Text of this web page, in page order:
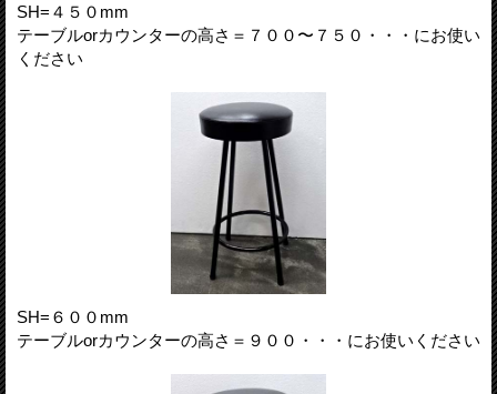
SH=４５０mm
テーブルorカウンターの高さ＝７００〜７５０・・・にお使い
ください
SH=６００mm
テーブルorカウンターの高さ＝９００・・・にお使いください